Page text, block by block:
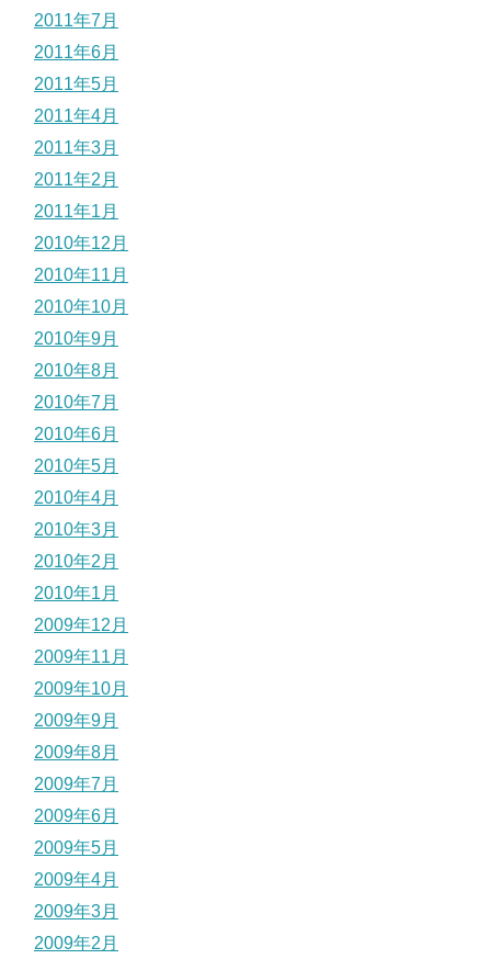
2011年7月
2011年6月
2011年5月
2011年4月
2011年3月
2011年2月
2011年1月
2010年12月
2010年11月
2010年10月
2010年9月
2010年8月
2010年7月
2010年6月
2010年5月
2010年4月
2010年3月
2010年2月
2010年1月
2009年12月
2009年11月
2009年10月
2009年9月
2009年8月
2009年7月
2009年6月
2009年5月
2009年4月
2009年3月
2009年2月